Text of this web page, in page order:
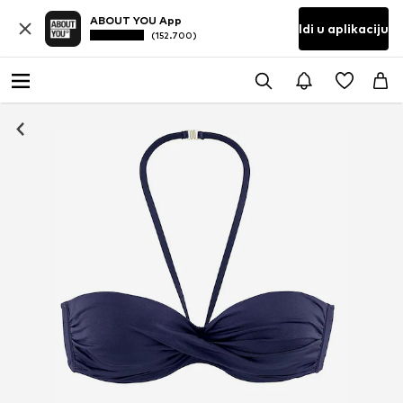
ABOUT YOU App
(152.700) Idi u aplikaciju